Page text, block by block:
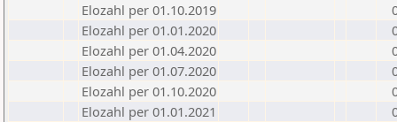
Elozahl per 01.10.2019
Elozahl per 01.01.2020
Elozahl per 01.04.2020
Elozahl per 01.07.2020
Elozahl per 01.10.2020
Elozahl per 01.01.2021